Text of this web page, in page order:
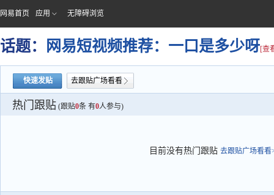
网易首页 应用 无障碍浏览
话题： 网易短视频推荐：一口是多少呀[查
快速发贴 去跟贴广场看看
热门跟贴 (跟贴0条 有0人参与)
目前没有热门跟贴 去跟贴广场看看